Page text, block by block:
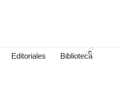
Editoriales
Biblioteca